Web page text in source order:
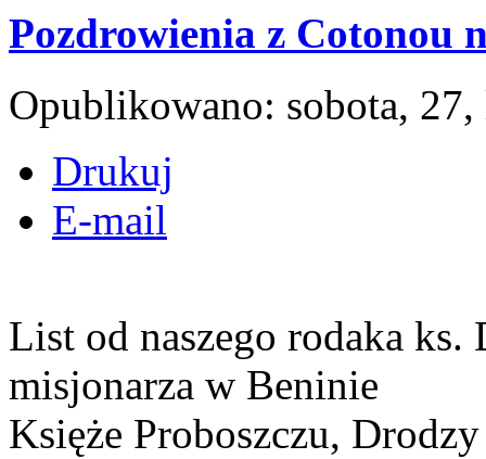
Pozdrowienia z Cotonou
Opublikowano: sobota,
Drukuj
E-mail
List od naszego rodaka
misjonarza w Beninie
Księże Proboszczu,